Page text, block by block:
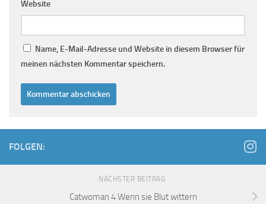
Website
Name, E-Mail-Adresse und Website in diesem Browser für
meinen nächsten Kommentar speichern.
FOLGEN:
NÄCHSTER BEITRAG
Catwoman 4 Wenn sie Blut wittern